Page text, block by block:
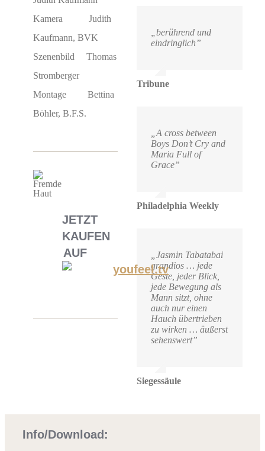
Kamera Judith
Kaufmann, BVK
Szenenbild Thomas
Stromberger
Montage Bettina
Böhler, B.F.S.
JETZT
KAUFEN
AUF
„berührend und
eindringlich”
Tribune
„A cross between
Boys Don’t Cry and
Maria Full of
Grace”
Philadelphia Weekly
„Jasmin Tabatabai
grandios … jede
Geste, jeder Blick,
jede Bewegung als
Mann sitzt, ohne
auch nur einen
Hauch übertrieben
zu wirken … äußerst
sehenswert”
Siegessäule
Info/Download: